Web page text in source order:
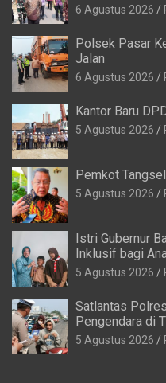
6 Agustus 2026
Polsek Pasar
Jalan
6 Agustus 2026
Kantor Baru
5 Agustus 2026
Pemkot
5 Agustus 2026
Istri Gubernur
Inklusif bagi
5 Agustus 2026
Satlantas
Pengendara di
5 Agustus 2026